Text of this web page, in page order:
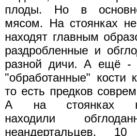
плоды. Но в
мясом. На стоянках
находят главным
раздробленные и
разной дичи. А ещё -
"обработанные" кости
то есть предков
А на стоянках
находили
неандертальцев.